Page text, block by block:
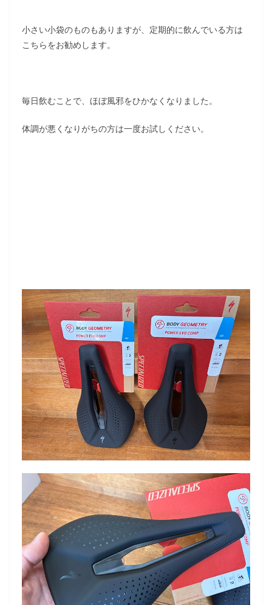
小さい小袋のものもありますが、定期的に飲んでいる方は
こちらをお勧めします。
毎日飲むことで、ほぼ風邪をひかなくなりました。
体調が悪くなりがちの方は一度お試しください。